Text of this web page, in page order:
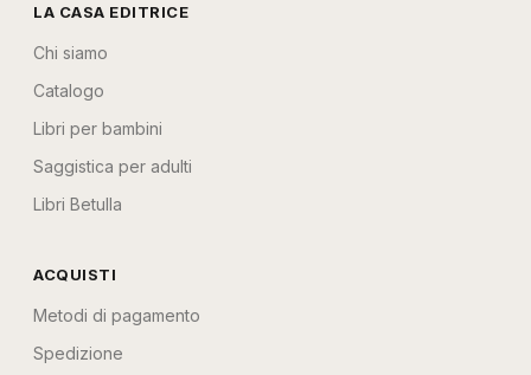
LA CASA EDITRICE
Chi siamo
Catalogo
Libri per bambini
Saggistica per adulti
Libri Betulla
ACQUISTI
Metodi di pagamento
Spedizione